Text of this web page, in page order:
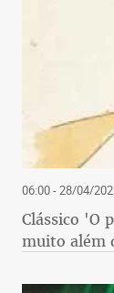
06:00 - 28/04/
Clássico 'O
muito além